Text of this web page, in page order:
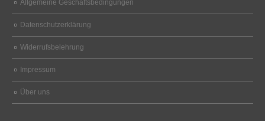
Allgemeine Geschäftsbedingungen
Datenschutzerklärung
Widerrufsbelehrung
Impressum
Über uns